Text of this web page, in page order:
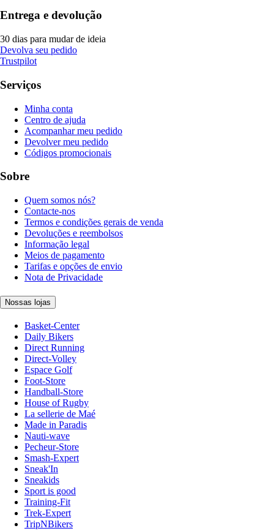
Entrega e devolução
30 dias para mudar de ideia
Devolva seu pedido
Trustpilot
Serviços
Minha conta
Centro de ajuda
Acompanhar meu pedido
Devolver meu pedido
Códigos promocionais
Sobre
Quem somos nós?
Contacte-nos
Termos e condições gerais de venda
Devoluções e reembolsos
Informação legal
Meios de pagamento
Tarifas e opções de envio
Nota de Privacidade
Nossas lojas
Basket-Center
Daily Bikers
Direct Running
Direct-Volley
Espace Golf
Foot-Store
Handball-Store
House of Rugby
La sellerie de Maé
Made in Paradis
Nauti-wave
Pecheur-Store
Smash-Expert
Sneak'In
Sneakids
Sport is good
Training-Fit
Trek-Expert
TripNBikers